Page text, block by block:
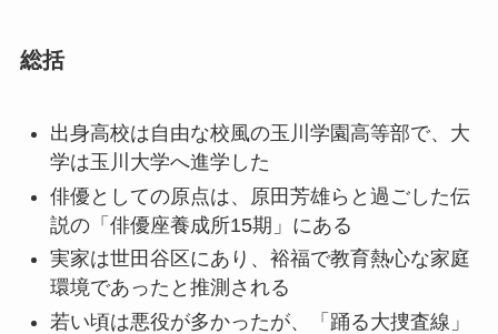
総括
出身高校は自由な校風の玉川学園高等部で、大
学は玉川大学へ進学した
俳優としての原点は、原田芳雄らと過ごした伝
説の「俳優座養成所15期」にある
実家は世田谷区にあり、裕福で教育熱心な家庭
環境であったと推測される
若い頃は悪役が多かったが、「踊る大捜査線」